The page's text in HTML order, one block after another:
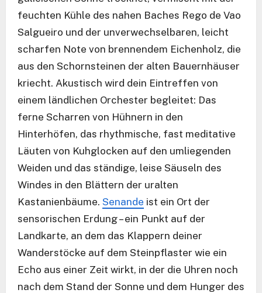
feuchten Kühle des nahen Baches Rego de Vao
Salgueiro und der unverwechselbaren, leicht
scharfen Note von brennendem Eichenholz, die
aus den Schornsteinen der alten Bauernhäuser
kriecht. Akustisch wird dein Eintreffen von
einem ländlichen Orchester begleitet: Das
ferne Scharren von Hühnern in den
Hinterhöfen, das rhythmische, fast meditative
Läuten von Kuhglocken auf den umliegenden
Weiden und das ständige, leise Säuseln des
Windes in den Blättern der uralten
Kastanienbäume. Senande ist ein Ort der
sensorischen Erdung – ein Punkt auf der
Landkarte, an dem das Klappern deiner
Wanderstöcke auf dem Steinpflaster wie ein
Echo aus einer Zeit wirkt, in der die Uhren noch
nach dem Stand der Sonne und dem Hunger des